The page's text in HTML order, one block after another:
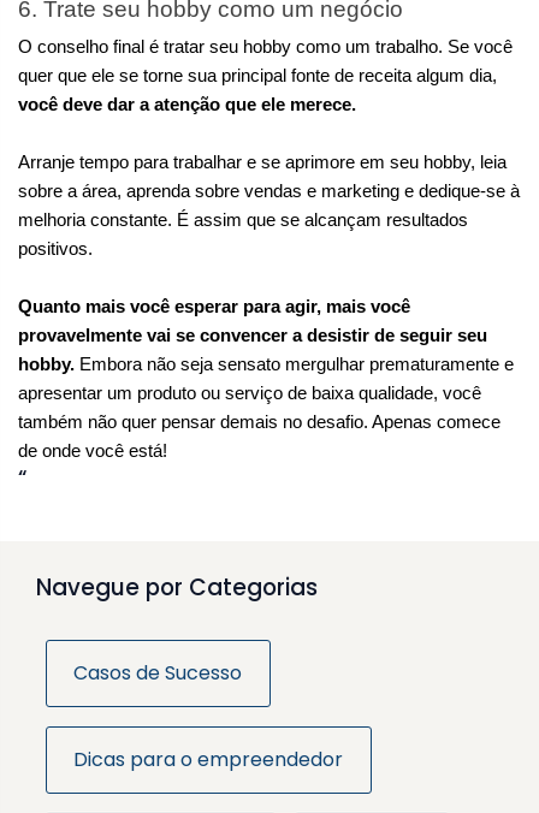
6. Trate seu hobby como um negócio
O conselho final é tratar seu hobby como um trabalho. Se você
você deve dar a atenção que ele merece.
Arranje tempo para trabalhar e se aprimore em seu hobby, leia
sobre a área, aprenda sobre vendas e marketing e dedique-se à
melhoria constante. É assim que se alcançam resultados
positivos.
Quanto mais você esperar para agir, mais você
provavelmente vai se convencer a desistir de seguir seu
hobby. Embora não seja sensato mergulhar prematuramente e
apresentar um produto ou serviço de baixa qualidade, você
também não quer pensar demais no desafio. Apenas comece
de onde você está!
“
Navegue por Categorias
Casos de Sucesso
Dicas para o empreendedor